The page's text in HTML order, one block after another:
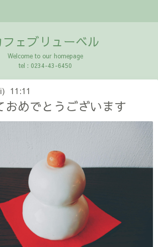
フェブリューベル
Welcome to our homepage
tel : 0234-43-6450
11:11
おめでとうございます